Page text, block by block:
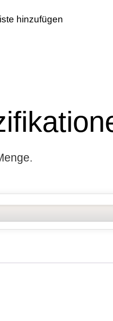
hinzufügen